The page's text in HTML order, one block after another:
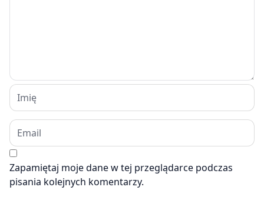
Zapamiętaj moje dane w tej przeglądarce podczas
pisania kolejnych komentarzy.